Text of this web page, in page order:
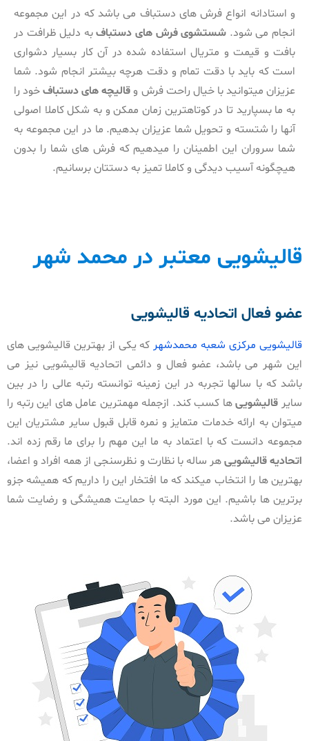
و استادانه انواع فرش های دستباف می باشد که در این مجموعه
انجام می شود. شستشوی فرش های دستبافبه دلیل ظرافت در
بافت و قیمت و متریال استفاده شده در آن کار بسیار دشواری
است که باید با دقت تمام و دقت هرچه بیشتر انجام شود. شما
عزیزان میتوانید با خیال راحت فرش وقالیچه های دستبافخود را
به ما بسپارید تا در کوتاهترین زمان ممکن و به شکل کاملا اصولی
آنها را شتسته و تحویل شما عزیزان بدهیم. ما در این مجموعه به
شما سروران این اطمینان را میدهیم که فرش های شما را بدون
هیچگونه آسیب دیدگی و کاملا تمیز به دستتان برسانیم.
قالیشویی معتبر در محمد شهر
عضو فعال اتحادیه قالیشویی
قالیشویی مرکزی شعبه محمدشهر که یکی از بهترین قالیشویی های
این شهر می باشد، عضو فعال و دائمی اتحادیه قالیشویی نیز می
باشد که با سالها تجربه در این زمینه توانسته رتبه عالی را در بین
سایر قالیشوییها کسب کند. ازجمله مهمترین عامل های این رتبه را
میتوان به ارائه خدمات متمایز و نمره قابل قبول سایر مشتریان این
مجموعه دانست که با اعتماد به ما این مهم را برای ما رقم زده اند.
اتحادیه قالیشوییهر ساله با نظارت و نظرسنجی از همه افراد و اعضا،
بهترین ها را انتخاب میکند که ما افتخار این را داریم که همیشه جزو
برترین ها باشیم. این مورد البته با حمایت همیشگی و رضایت شما
عزیزان می باشد.